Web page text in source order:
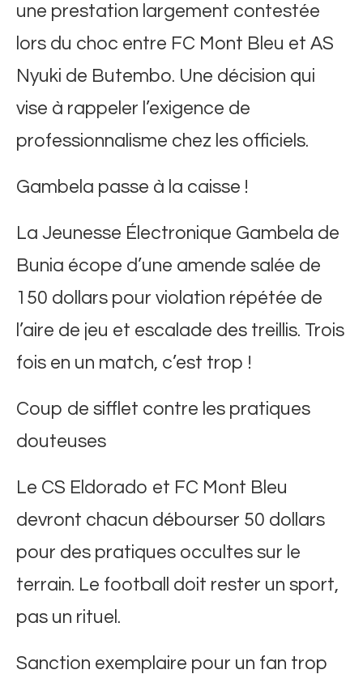
une prestation largement contestée
lors du choc entre FC Mont Bleu et AS
Nyuki de Butembo. Une décision qui
vise à rappeler l’exigence de
professionnalisme chez les officiels.
Gambela passe à la caisse !
La Jeunesse Électronique Gambela de
Bunia écope d’une amende salée de
150 dollars pour violation répétée de
l’aire de jeu et escalade des treillis. Trois
fois en un match, c’est trop !
Coup de sifflet contre les pratiques
douteuses
Le CS Eldorado et FC Mont Bleu
devront chacun débourser 50 dollars
pour des pratiques occultes sur le
terrain. Le football doit rester un sport,
pas un rituel.
Sanction exemplaire pour un fan trop